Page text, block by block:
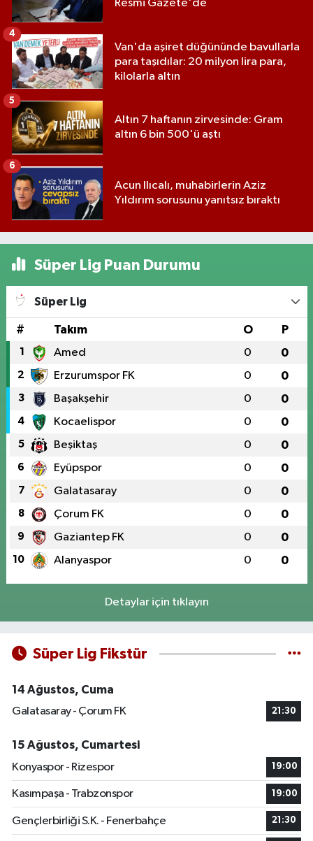
Resmi Gazete'de
Van'da aşiret düğününde bavullarla
para taşıdılar: 20 milyon lira para,
kilolarla altın
4
Altın 7 haftanın zirvesinde: Gram
altın 6 bin 500'ü aştı
5
Acun Ilıcalı, muhabirlerin Aziz
Yıldırım sorusunu yanıtsız bıraktı
6
Süper Lig Puan Durumu
Süper Lig
# Takım O P
1 Amed 0 0
2 Erzurumspor FK 0 0
3 Başakşehir 0 0
4 Kocaelispor 0 0
5 Beşiktaş 0 0
6 Eyüpspor 0 0
7 Galatasaray 0 0
8 Çorum FK 0 0
9 Gaziantep FK 0 0
10 Alanyaspor 0 0
Detaylar için tıklayın
Süper Lig Fikstür
14 Ağustos, Cuma
Galatasaray - Çorum FK
21:30
15 Ağustos, Cumartesi
Konyaspor - Rizespor
19:00
Kasımpaşa - Trabzonspor 19:00
Gençlerbirliği S.K. - Fenerbahçe 21:30